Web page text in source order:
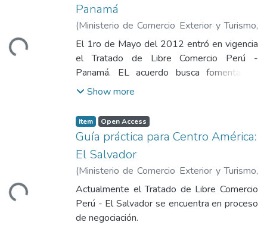
Loading...
Panamá
(Ministerio de Comercio Exterior y Turismo,
2013)Ministerio de Comercio Exterior y
Turismo
El 1ro de Mayo del 2012 entró en vigencia
el Tratado de Libre Comercio Perú -
Panamá. EL acuerdo busca fomentar la
expansión y diversificación del comercio
comercio, otorgar condiciones de libre
competencia en la zona de comercio,
proteger los derechos de propiedad
intelectual en el territorio de cada parte y
crear procedimientos para que el presente
tratado se cumpla y se aplique.
Show more
Loading...
Item Open Access
Guía práctica para Centro América:
El Salvador
(Ministerio de Comercio Exterior y Turismo,
2013)Ministerio de Comercio Exterior y
Turismo
Actualmente el Tratado de Libre Comercio
Perú - El Salvador se encuentra en proceso
de negociación.